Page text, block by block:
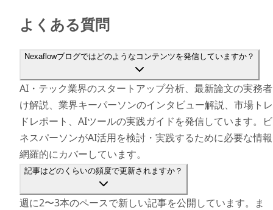
よくある質問
Nexaflowブログではどのようなコンテンツを発信していますか？
AI・テック業界のスタートアップ分析、最新論文の実務
け解説、業界キーパーソンのインタビュー解説、市場ト
ドレポート、AIツールの実践ガイドを発信しています。
ネスパーソンがAI活用を検討・実践するために必要な情
網羅的にカバーしています。
記事はどのくらいの頻度で更新されますか？
週に2〜3本のペースで新しい記事を公開しています。ま